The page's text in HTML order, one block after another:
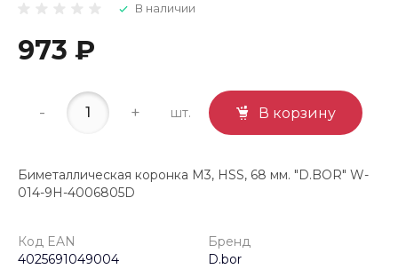
В наличии
973 ₽
- + шт. В корзину
Биметаллическая коронка М3, HSS, 68 мм. "D.BOR" W-
014-9H-4006805D
Код EAN
4025691049004
Бренд
D.bor